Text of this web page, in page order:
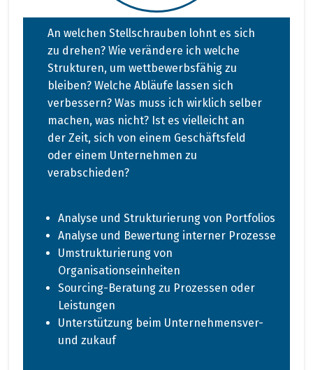
An welchen Stellschrauben lohnt es sich
zu drehen? Wie verändere ich welche
Strukturen, um wettbewerbsfähig zu
bleiben? Welche Abläufe lassen sich
verbessern? Was muss ich wirklich selber
machen, was nicht? Ist es vielleicht an
der Zeit, sich von einem Geschäftsfeld
oder einem Unternehmen zu
verabschieden?
Analyse und Strukturierung von Portfolios
Analyse und Bewertung interner Prozesse​
Umstrukturierung von
Organisationseinheiten
Sourcing-Beratung zu Prozessen oder
Leistungen
Unterstützung beim Unternehmensver-
und zukauf